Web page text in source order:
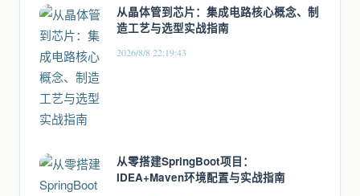
从晶体管到芯片：集成电路核心概念、制
造工艺与选型实战指南
2026/8/8 22:19:43
从零搭建SpringBoot项目：
IDEA+Maven环境配置与实战指南